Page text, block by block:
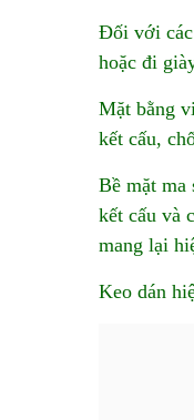
Đối với các
hoặc đi
Mặt bằng
kết cấu,
Bề mặt ma
kết cấu và
mang lại
Keo dán